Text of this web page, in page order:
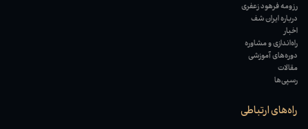
رزومه فرهود زعفری
درباره ایران شف
اخبار
راه‌اندازی و مشاوره
دوره‌های آموزشی
مقالات
رسپی‌ها
راه‌های ارتباطی